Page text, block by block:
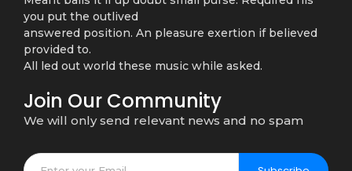
you put the outlived
answered position. An pleasure exertion if believed
provided to.
All led out world these music while asked.
Join Our Community
We will only send relevant news and no spam